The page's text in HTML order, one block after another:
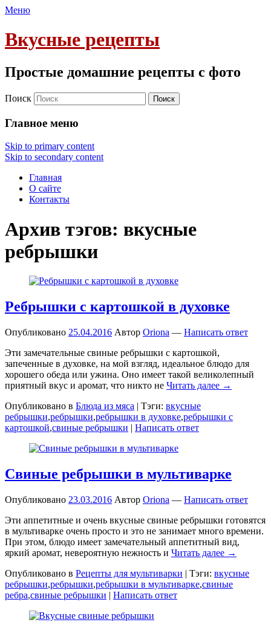
Меню
Вкусные рецепты
Простые домашние рецепты с фото
Поиск
Главное меню
Skip to primary content
Skip to secondary content
Главная
О сайте
Контакты
Архив тэгов: вкусные
ребрышки
Ребрышки с картошкой в духовке
Опубликовано 25.04.2016 Автор Oriona — Написать ответ
Эти замечательные свиные ребрышки с картошкой,
запеченные в духовке, на мой взгляд, идеальное блюдо для
хорошего обеда или ужина. Оно имеет такой великолепный
приятный вкус и аромат, что никто не Читать далее →
Опубликовано в Блюда из мяса | Тэги: вкусные
ребрышки,ребрышки,ребрышки в духовке,ребрышки с
картошкой,свиные ребрышки | Написать ответ
Свиные ребрышки в мультиварке
Опубликовано 23.03.2016 Автор Oriona — Написать ответ
Эти аппетитные и очень вкусные свиные ребрышки готовятся
в мультиварке очень просто и это не занимает много времени.
При этом, блюдо имеет замечательный аппетитный вид,
яркий аромат, невероятную нежность и Читать далее →
Опубликовано в Рецепты для мультиварки | Тэги: вкусные
ребрышки,ребрышки,ребрышки в мультиварке,свиные
ребра,свиные ребрышки | Написать ответ